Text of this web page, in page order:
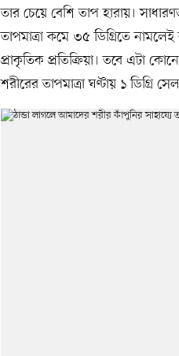
তার চেয়ে বেশি তাপ হারায়।
তাপমাত্রা কমে ৩৫ ডিগ্রিতে
প্রাকৃতিক প্রতিক্রিয়া। তবে এটা
শরীরের তাপমাত্রা ঘণ্টায় ১ ডিগ্রি